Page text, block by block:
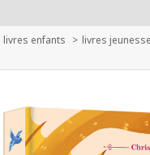
livres enfants livres jeunesse